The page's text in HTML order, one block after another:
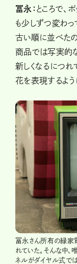
冨永： ところで、
も少しずつ変わっ
古い順に並べた
商品では写実的
新しくなるにつ
花を表現するよう
冨永さん所有の緑家
れていた。そんな中、
ネルがダイヤル式では